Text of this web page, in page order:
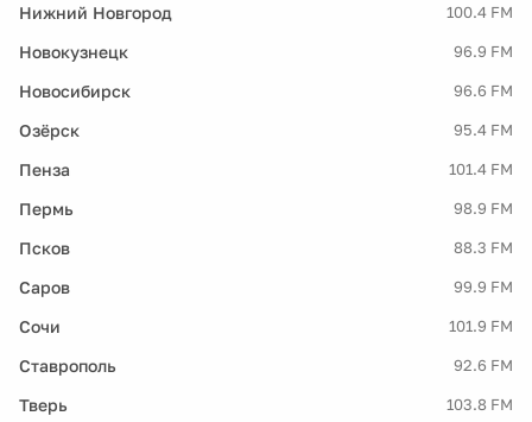
Нижний Новгород 100.4 FM
Новокузнецк 96.9 FM
Новосибирск 96.6 FM
Озёрск 95.4 FM
Пенза 101.4 FM
Пермь 98.9 FM
Псков 88.3 FM
Саров 99.9 FM
Сочи 101.9 FM
Ставрополь 92.6 FM
Тверь 103.8 FM